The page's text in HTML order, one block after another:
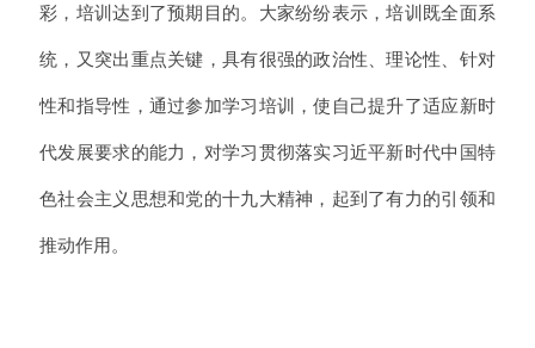
彩，培训达到了预期目的。大家纷纷表示，培训既全面系
统，又突出重点关键，具有很强的政治性、理论性、针对
性和指导性，通过参加学习培训，使自己提升了适应新时
代发展要求的能力，对学习贯彻落实习近平新时代中国特
色社会主义思想和党的十九大精神，起到了有力的引领和
推动作用。